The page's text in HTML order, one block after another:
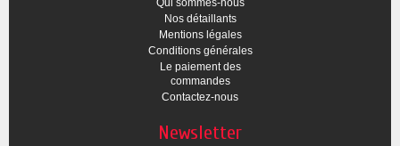
Qui sommes-nous
Nos détaillants
Mentions légales
Conditions générales
Le paiement des
commandes
Contactez-nous
Newsletter